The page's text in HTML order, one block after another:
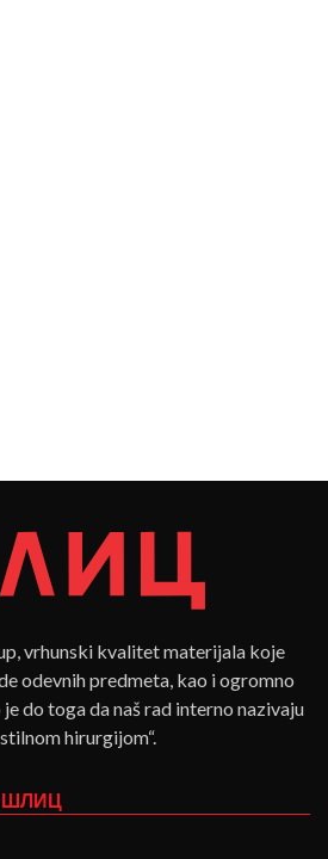
vrhunski kvalitet materijala koje
odevnih predmeta, kao i ogromno
do toga da naš rad interno nazivaju
hirurgijom“.
ШЛИЦ